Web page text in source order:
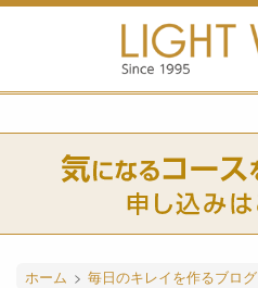
ホーム > 毎日のキレイを作るブログ